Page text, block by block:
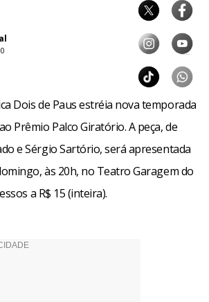
Dois de Paus estréia nova temporada
Prêmio Palco Giratório. A peça, de
e Sérgio Sartório, será apresentada
às 20h, no Teatro Garagem do
a R$ 15 (inteira).